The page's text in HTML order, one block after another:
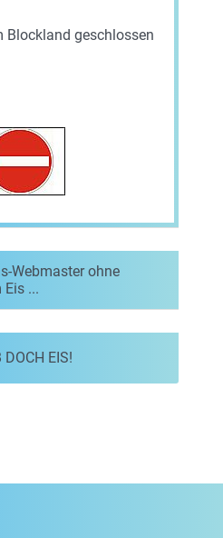
Blockland geschlossen
Webmaster ohne
...
DOCH EIS!